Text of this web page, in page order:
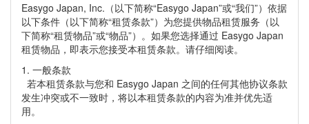
Easygo Japan, Inc.（以下简称“Easygo Japan”或“我们”）依据
以下条件（以下简称“租赁条款”）为您提供物品租赁服务（以
下简称“租赁物品”或“物品”）。如果您选择通过 Easygo Japan
租赁物品，即表示您接受本租赁条款。请仔细阅读。
1. 一般条款
若本租赁条款与您和 Easygo Japan 之间的任何其他协议条款
发生冲突或不一致时，将以本租赁条款的内容为准并优先适
用。